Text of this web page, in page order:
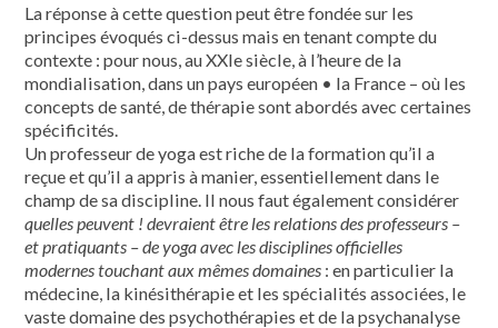
La réponse à cette question peut être fondée sur les
principes évoqués ci-des­sus mais en tenant compte du
contexte : pour nous, au XXIe siècle, à l’heure de la
mondialisation, dans un pays européen • la France – où les
concepts de santé, de thérapie sont abordés avec certaines
spé­cificités.
Un professeur de yoga est riche de la formation qu’il a
reçue et qu’il a appris à manier, essentiellement dans le
champ de sa discipline. Il nous faut également considérer
quelles peuvent ! devraient être les rela­tions des professeurs –
et pratiquants – de yoga avec les disciplines officielles
modernes touchant aux mêmesdomaines : en particulier la
médecine, la kinésithérapie et les spécialités asso­ciées, le
vaste domaine des psychothéra­pies et de la psychanalyse